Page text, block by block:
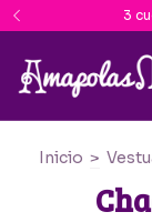
3
Inicio >